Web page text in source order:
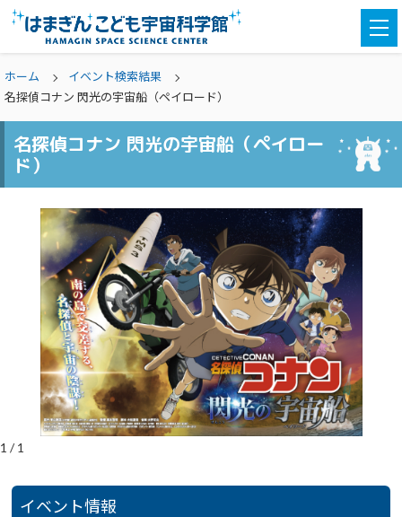
ホーム
イベント検索結果
名探偵コナン 閃光の宇宙船（ペイロード）
名探偵コナン 閃光の宇宙船（ペイロー
ド）
1 /1
イベント情報